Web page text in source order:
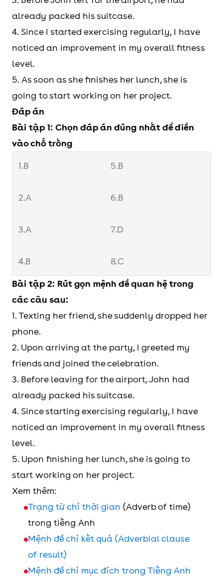
already packed his suitcase.
4. Since I started exercising regularly, I have
noticed an improvement in my overall fitness
level.
5. As soon as she finishes her lunch, she is
going to start working on her project.
Đáp án
Bài tập 1: Chọn đáp án đúng nhất để điền
vào chỗ trống
1.B
2.A
3.A
4.B
5.B
6.B
7.D
8.C
Bài tập 2: Rút gọn mệnh đề quan hệ trong
các câu sau:
1. Texting her friend, she suddenly dropped her
phone.
2. Upon arriving at the party, I greeted my
friends and joined the celebration.
3. Before leaving for the airport, John had
already packed his suitcase.
4. Since starting exercising regularly, I have
noticed an improvement in my overall fitness
level.
5. Upon finishing her lunch, she is going to
start working on her project.
Xem thêm:
Trạng từ chỉ thời gian (Adverb of time)
trong tiếng Anh
Mệnh đề chỉ kết quả (Adverbial clause
of result)
Mệnh đề chỉ mục đích trong Tiếng Anh